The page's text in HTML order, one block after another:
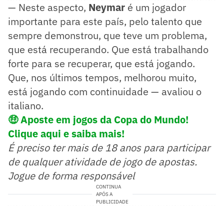
— Neste aspecto, Neymar é um jogador
importante para este país, pelo talento que
sempre demonstrou, que teve um problema,
que está recuperando. Que está trabalhando
forte para se recuperar, que está jogando.
Que, nos últimos tempos, melhorou muito,
está jogando com continuidade — avaliou o
italiano.
🤑Aposte em jogos da Copa do Mundo!
Clique aqui e saiba mais!
É preciso ter mais de 18 anos para participar
de qualquer atividade de jogo de apostas.
Jogue de forma responsável
CONTINUA
APÓS A
PUBLICIDADE